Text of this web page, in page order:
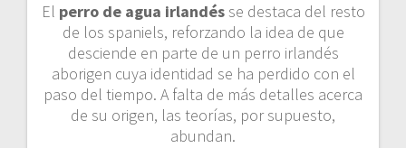
El perro de agua irlandésse destaca del resto
de los spaniels, reforzando la idea de que
desciende en parte de un perro irlandés
aborigen cuya identidad se ha perdido con el
paso del tiempo. A falta de más detalles acerca
de su origen, las teorías, por supuesto,
abundan.